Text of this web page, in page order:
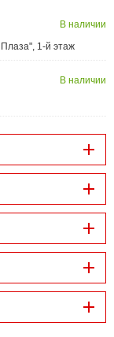
1-й этаж
В наличии
В наличии